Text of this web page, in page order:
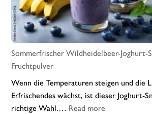
Sommerfrischer Wildheidelbeer-Joghurt-
Fruchtpulver
Wenn die Temperaturen steigen und die
Erfrischendes wächst, ist dieser Joghurt-
richtige Wahl.… Read more